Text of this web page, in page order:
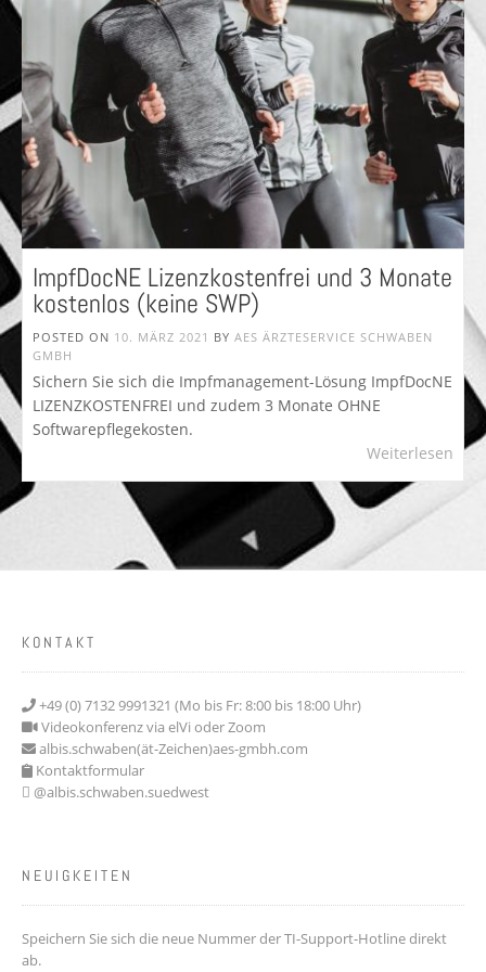
ImpfDocNE Lizenzkostenfrei und 3 Monate
kostenlos (keine SWP)
POSTED ON 10. MÄRZ 2021 BY AES ÄRZTESERVICE SCHWABEN
GMBH
Sichern Sie sich die Impfmanagement-Lösung ImpfDocNE
LIZENZKOSTENFREI und zudem 3 Monate OHNE
Softwarepflegekosten.
Weiterlesen
KONTAKT
+49 (0) 7132 9991321 (Mo bis Fr: 8:00 bis 18:00 Uhr)
Videokonferenz via elVi oder Zoom
albis.schwaben(ät-Zeichen)aes-gmbh.com
Kontaktformular
@albis.schwaben.suedwest
NEUIGKEITEN
Speichern Sie sich die neue Nummer der TI-Support-Hotline direkt
ab.